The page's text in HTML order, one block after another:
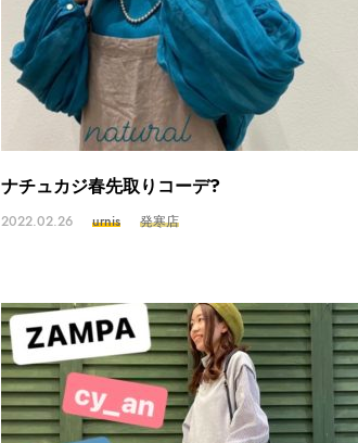
ナチュカジ春先取りコーデ?
2022.02.26 urnis 発寒店